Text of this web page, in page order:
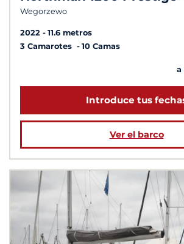
Wegorzewo
2022
11.6 metros
3 Camarotes
10 Camas
a
Introduce tus
Ver el barco